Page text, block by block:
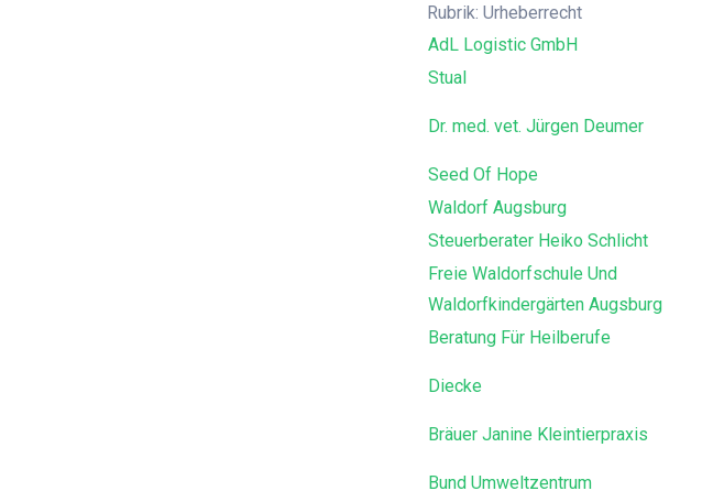
Rubrik: Urheberrecht
AdL Logistic GmbH
Stual
Dr. med. vet. Jürgen Deumer
Seed Of Hope
Waldorf Augsburg
Steuerberater Heiko Schlicht
Freie Waldorfschule Und
Waldorfkindergärten Augsburg
Beratung Für Heilberufe
Diecke
Bräuer Janine Kleintierpraxis
Bund Umweltzentrum